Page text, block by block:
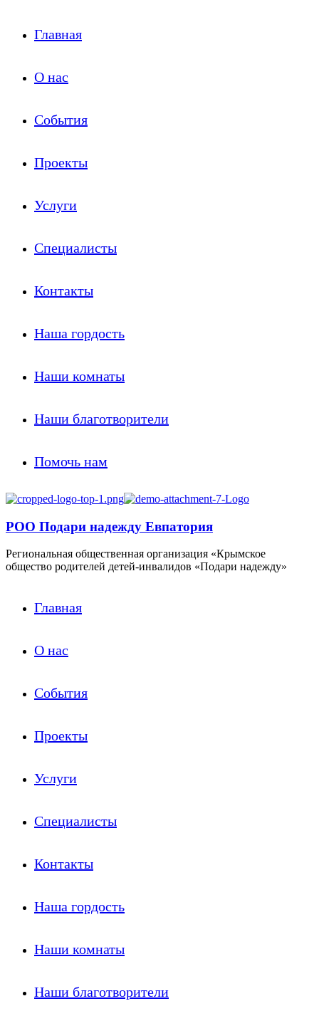
Главная
О нас
События
Проекты
Услуги
Специалисты
Контакты
Наша гордость
Наши комнаты
Наши благотворители
Помочь нам
РОО Подари надежду Евпатория
Региональная общественная организация «Крымское
общество родителей детей-инвалидов «Подари надежду»
Главная
О нас
События
Проекты
Услуги
Специалисты
Контакты
Наша гордость
Наши комнаты
Наши благотворители